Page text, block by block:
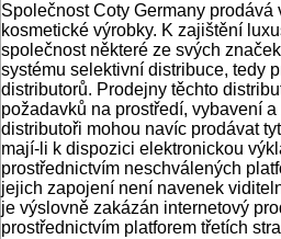
Společnost Coty Germany prodává
kosmetické výrobky. K zajištění
společnost některé ze svých
systému selektivní distribuce, tedy
distributorů. Prodejny těchto
požadavků na prostředí, vybavení
distributoři mohou navíc prodávat
mají-li k dispozici elektronickou
prostřednictvím neschválených
jejich zapojení není navenek
je výslovně zakázán internetový
prostřednictvím platforem třetích